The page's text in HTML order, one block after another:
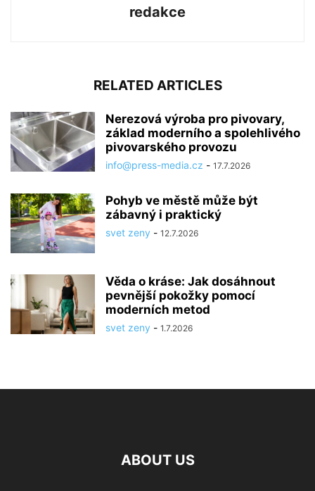
redakce
RELATED ARTICLES
Nerezová výroba pro pivovary,
základ moderního a spolehlivého
pivovarského provozu
info@press-media.cz - 17.7.2026
Pohyb ve městě může být
zábavný i praktický
svet zeny - 12.7.2026
Věda o kráse: Jak dosáhnout
pevnější pokožky pomocí
moderních metod
svet zeny - 1.7.2026
ABOUT US